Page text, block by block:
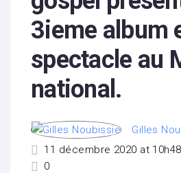
3ieme album
spectacle au
national.
Gilles
11 décembre 2020 at 10h48
0